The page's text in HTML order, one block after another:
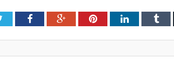
TwitterFacebookGoogle+PinterestLinkedIn